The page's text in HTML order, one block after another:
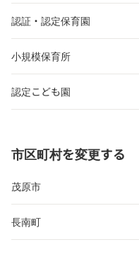
認証・認定保育園
小規模保育所
認定こども園
市区町村を変更する
茂原市
長南町